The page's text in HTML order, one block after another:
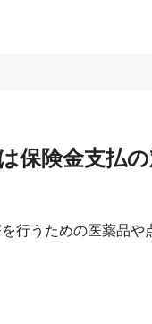
保険金支払
行うための医薬品